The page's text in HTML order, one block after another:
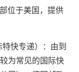
位于美国，提供
快专递）：由到
为常见的国际快